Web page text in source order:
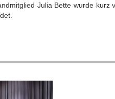
Julia Bette wurde kurz